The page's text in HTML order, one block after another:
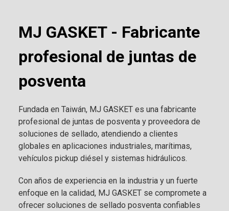
MJ GASKET - Fabricante
profesional de juntas de
posventa
Fundada en Taiwán, MJ GASKET es una fabricante
profesional de juntas de posventa y proveedora de
soluciones de sellado, atendiendo a clientes
globales en aplicaciones industriales, marítimas,
vehículos pickup diésel y sistemas hidráulicos.
Con años de experiencia en la industria y un fuerte
enfoque en la calidad, MJ GASKET se compromete a
ofrecer soluciones de sellado posventa confiables